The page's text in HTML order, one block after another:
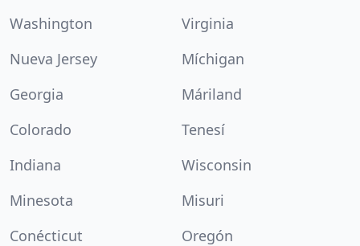
Washington
Virginia
Nueva Jersey
Míchigan
Georgia
Máriland
Colorado
Tenesí
Indiana
Wisconsin
Minesota
Misuri
Conécticut
Oregón